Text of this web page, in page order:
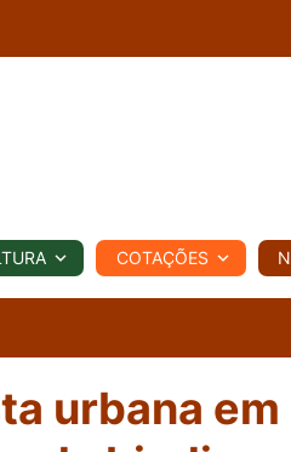
AGROTEMPO REGIONAL
COTAÇÕES
urbana em